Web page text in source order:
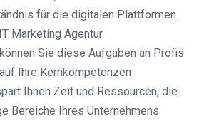
für die digitalen Plattformen.
Marketing Agentur
Sie diese Aufgaben an Profis
Ihre Kernkompetenzen
Ihnen Zeit und Ressourcen, die
Bereiche Ihres Unternehmens